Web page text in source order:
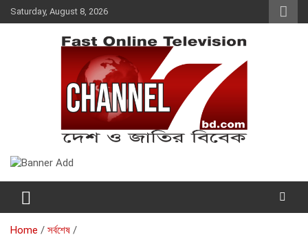
Skip
to
Saturday, August 8, 2026
Fast Online Television –
CHANNEL7BD.COM
Home
সর্বশেষ